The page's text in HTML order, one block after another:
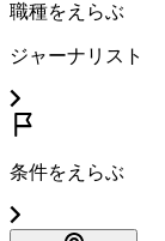
職種をえらぶ
ジャーナリスト
条件をえらぶ